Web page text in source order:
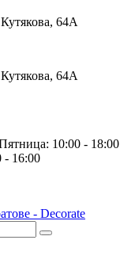
64А
64А
10:00 - 18:00
- 16:00